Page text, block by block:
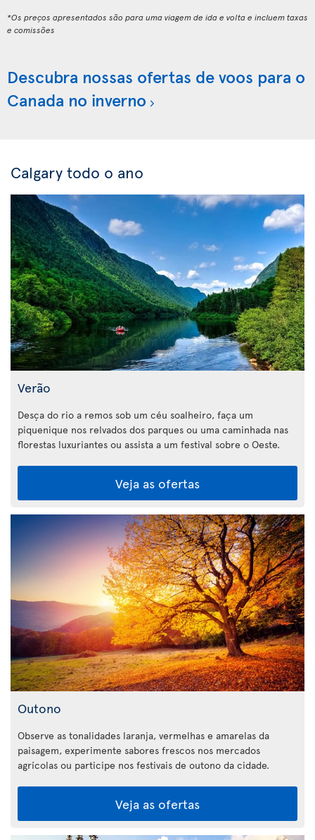
*Os preços apresentados são para uma viagem de ida e volta e incluem taxas
e comissões
Descubra nossas ofertas de voos para o
Canada no inverno
Calgary todo o ano
Verão
Desça do rio a remos sob um céu soalheiro, faça um
piquenique nos relvados dos parques ou uma caminhada nas
florestas luxuriantes ou assista a um festival sobre o Oeste.
Veja as ofertas
Outono
Observe as tonalidades laranja, vermelhas e amarelas da
paisagem, experimente sabores frescos nos mercados
agrícolas ou participe nos festivais de outono da cidade.
Veja as ofertas